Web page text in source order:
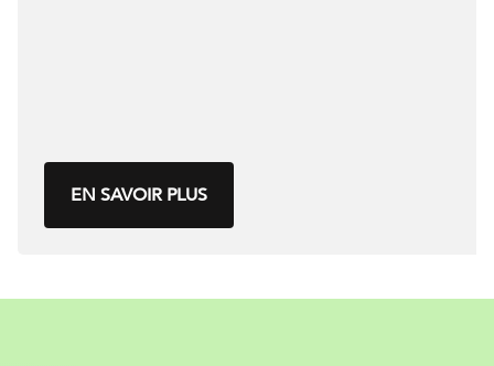
EN SAVOIR PLUS